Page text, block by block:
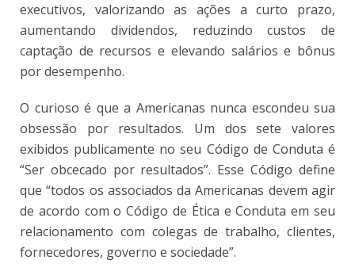
executivos, valorizando as ações a curto prazo,
aumentando dividendos, reduzindo custos de
captação de recursos e elevando salários e bônus
por desempenho.
O curioso é que a Americanas nunca escondeu sua
obsessão por resultados. Um dos sete valores
exibidos publicamente no seu Código de Conduta é
“Ser obcecado por resultados”. Esse Código define
que “todos os associados da Americanas devem agir
de acordo com o Código de Ética e Conduta em seu
relacionamento com colegas de trabalho, clientes,
fornecedores, governo e sociedade”.